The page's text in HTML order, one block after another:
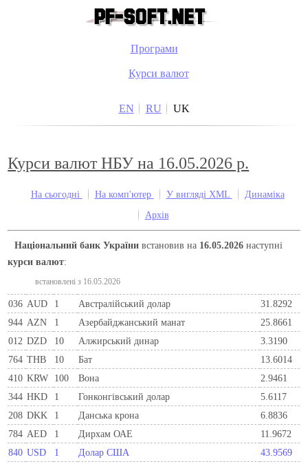
Програми
Курси валют
EN RU UK
Курси валют НБУ на 16.05.2026 р.
На сьогодні На комп'ютер У вигляді XML
Динаміка
Архів
Національний банк України встановив на 16.05.2026 наступні
курси валют:
встановлені з 16.05.2026
036 AUD 1 Австралійський долар
31.8292
944 AZN 1 Азербайджанський манат
25.8661
012 DZD 10 Алжирський динар
3.3190
764 THB 10 Бат
13.6014
410 KRW 100 Вона
2.9461
344 HKD 1 Гонконгівський долар
5.6117
208 DKK 1 Данська крона
6.8836
784 AED 1 Дирхам ОАЕ
11.9672
840 USD 1 Долар США
43.9569